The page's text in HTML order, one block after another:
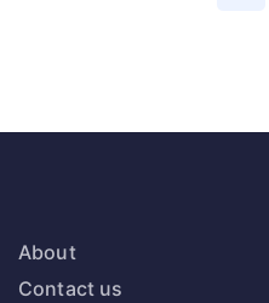
About
Contact us